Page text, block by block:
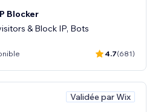
Blocker
& Block IP, Bots
4.7(681)
Validée par Wix